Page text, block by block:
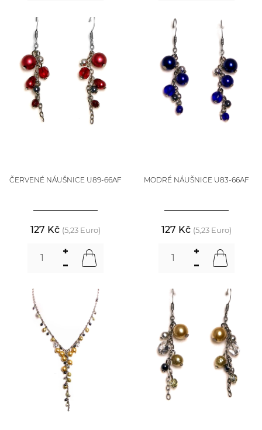
ČERVENÉ NÁUŠNICE U89-66AF
127 Kč (5,23 Euro)
MODRÉ NÁUŠNICE U83-66AF
127 Kč (5,23 Euro)